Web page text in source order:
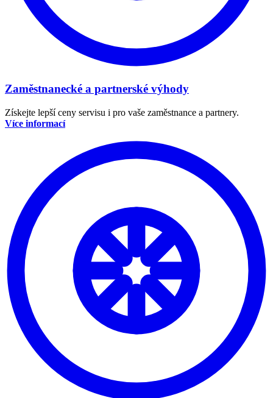
Zaměstnanecké a partnerské výhody
Získejte lepší ceny servisu i pro vaše zaměstnance a partnery.
Více informací